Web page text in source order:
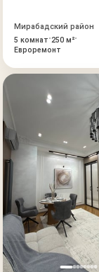
Мирабадский район
5 комнат•250 м²•
Евроремонт